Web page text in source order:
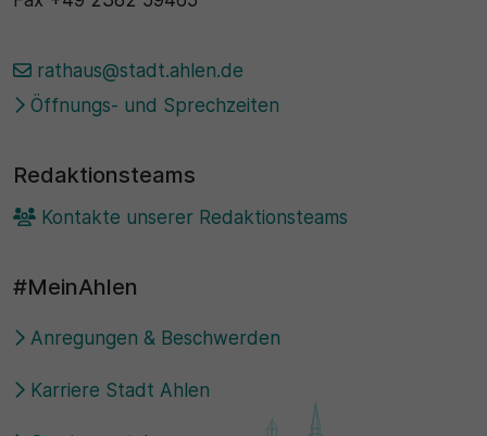
rathaus@stadt.ahlen.de
Öffnungs- und Sprechzeiten
Redaktionsteams
Kontakte unserer Redaktionsteams
#MeinAhlen
Anregungen & Beschwerden
Karriere Stadt Ahlen